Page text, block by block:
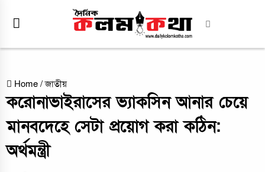
Home /জাতীয়
করোনাভাইরাসের ভ্যাকসিন আনার চেয়ে
মানবদেহে সেটা প্রয়োগ করা কঠিন:
অর্থমন্ত্রী